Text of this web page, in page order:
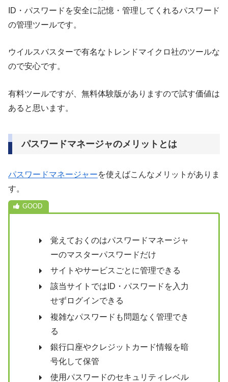
ID・パスワードを安全に記憶・管理してくれるパスワード
の管理ツールです。
ウイルスバスターで有名なトレンドマイクロ社のツールな
ので安心です。
有料ツールですが、無料体験版がありますので試す価値は
あると思います。
パスワードマネージャのメリットとは
パスワードマネージャーを使えばこんなメリットがありま
す。
覚えておくのはパスワードマネージャ
ーのマスターパスワードだけ
サイトやサービスごとに管理できる
該当サイトではID・パスワードを入力
せずログインできる
複雑なパスワードも問題なく管理でき
る
銀行口座やクレジットカード情報を暗
号化して保管
使用パスワードのセキュリティレベル